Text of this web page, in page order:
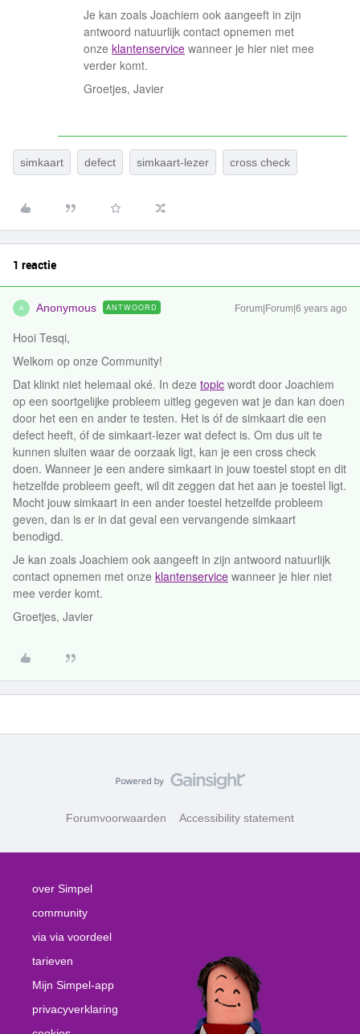
Je kan zoals Joachiem ook aangeeft in zijn
antwoord natuurlijk contact opnemen met
onze klantenservice wanneer je hier niet mee
verder komt.
Groetjes, Javier
simkaart defect simkaart-lezer cross check
1 reactie
A Anonymous ANTWOORD Forum|Forum|6 years ago
Hooi Tesqi,
Welkom op onze Community!
Dat klinkt niet helemaal oké. In deze topic wordt door Joachiem
op een soortgelijke probleem uitleg gegeven wat je dan kan doen
door het een en ander te testen. Het is óf de simkaart die een
defect heeft, óf de simkaart-lezer wat defect is. Om dus uit te
kunnen sluiten waar de oorzaak ligt, kan je een cross check
doen. Wanneer je een andere simkaart in jouw toestel stopt en dit
hetzelfde probleem geeft, wil dit zeggen dat het aan je toestel ligt.
Mocht jouw simkaart in een ander toestel hetzelfde probleem
geven, dan is er in dat geval een vervangende simkaart
benodigd.
Je kan zoals Joachiem ook aangeeft in zijn antwoord natuurlijk
contact opnemen met onze klantenservice wanneer je hier niet
mee verder komt.
Groetjes, Javier
Forumvoorwaarden Accessibility statement
over Simpel
community
via via voordeel
tarieven
Mijn Simpel-app
privacyverklaring